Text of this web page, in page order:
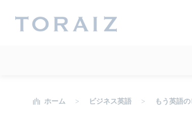
ホーム ビジネス英語 もう英語